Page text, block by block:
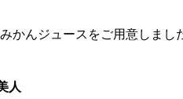
かんジュースをご用意しまし
人